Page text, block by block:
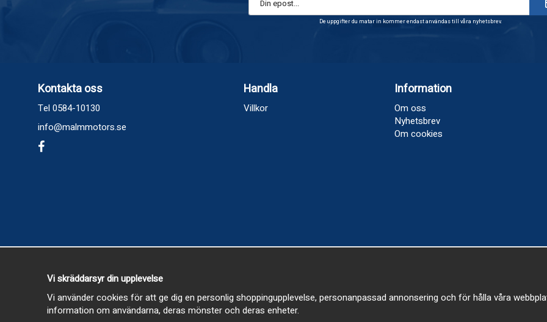
De uppgifter du matar in kommer endast användas till våra nyhetsbrev.
Kontakta oss
Tel 0584-10130
info@malmmotors.se
Handla
Villkor
Information
Om oss
Nyhetsbrev
Om cookies
Vi skräddarsyr din upplevelse
Vi använder cookies för att ge dig en personlig shoppingupplevelse, personanpassad annonsering och för hålla våra
information om användarna, deras mönster och deras enheter.